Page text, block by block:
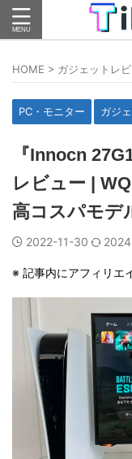
HOME > ガジェットレ
PC・モニター ガジ
『Innocn
レビュー |
高コスパモデ
2022-11-30
※ 記事内にアフィリエ